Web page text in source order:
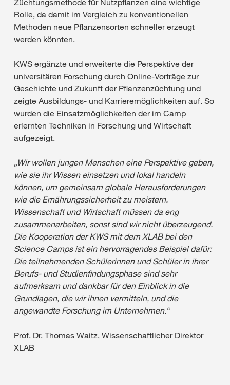
Rolle, da damit im Vergleich zu konventionellen
Methoden neue Pflanzensorten schneller erzeugt
werden könnten.
KWS ergänzte und erweiterte die Perspektive der
universitären Forschung durch Online-Vorträge zur
Geschichte und Zukunft der Pflanzenzüchtung und
zeigte Ausbildungs- und Karrieremöglichkeiten auf. So
wurden die Einsatzmöglichkeiten der im Camp
erlernten Techniken in Forschung und Wirtschaft
aufgezeigt.
„Wir wollen jungen Menschen eine Perspektive geben,
wie sie ihr Wissen einsetzen und lokal handeln
können, um gemeinsam globale Herausforderungen
wie die Ernährungssicherheit zu meistern.
Wissenschaft und Wirtschaft müssen da eng
zusammenarbeiten, sonst sind wir nicht überzeugend.
Die Kooperation der KWS mit dem XLAB bei den
Science Camps ist ein hervorragendes Beispiel dafür:
Die teilnehmenden Schülerinnen und Schüler in ihrer
Berufs- und Studienfindungsphase sind sehr
aufmerksam und dankbar für den Einblick in die
Grundlagen, die wir ihnen vermitteln, und die
angewandte Forschung im Unternehmen.“
Prof. Dr. Thomas Waitz, Wissenschaftlicher Direktor
XLAB